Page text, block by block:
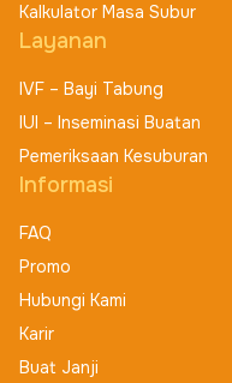
Kalkulator Masa Subur
Layanan
IVF – Bayi Tabung
IUI – Inseminasi Buatan
Pemeriksaan Kesuburan
Informasi
FAQ
Promo
Hubungi Kami
Karir
Buat Janji